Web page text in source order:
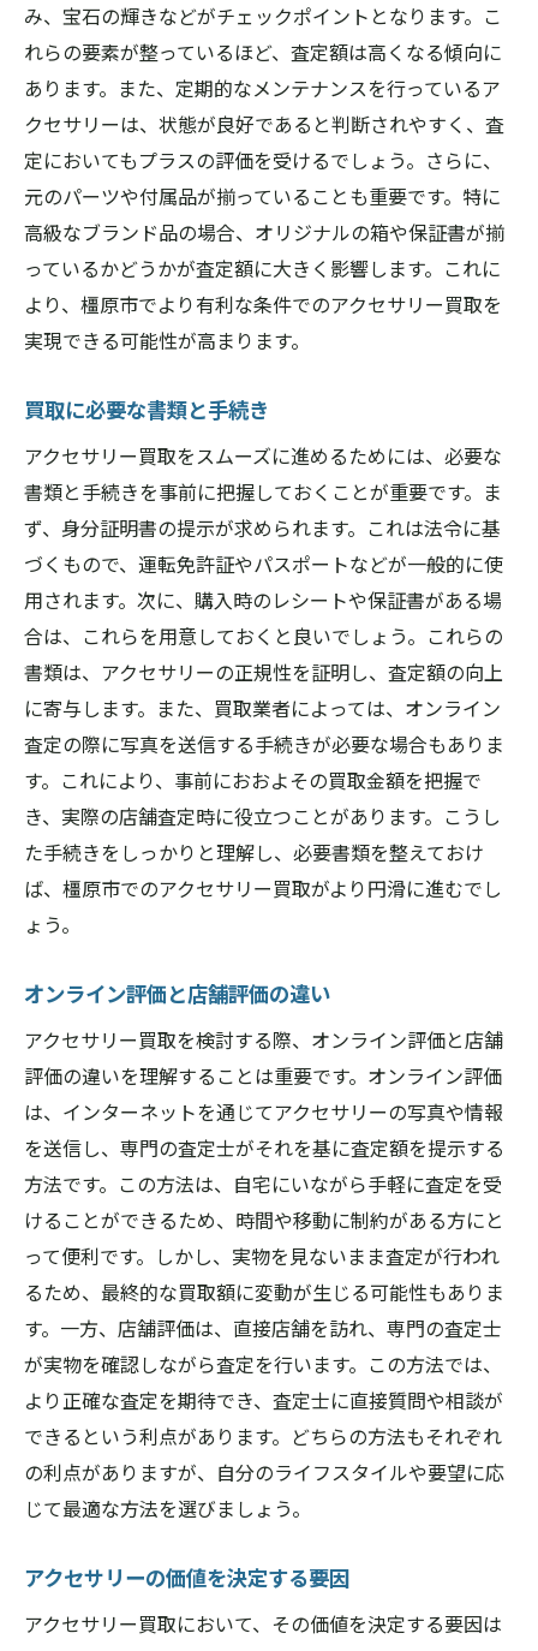
実績豊富な業者の見極め方
評判の良い業者を見つけるポイント
実績による業者の信頼性評価
地域密着の業者のメリット
長年の経験を持つ業者を選ぶ理由
実績から見る業者の買取スタイル
橿原市でアクセサリー買取を有利に進めるため
の市場調査法
最新の市場トレンドを知る方法
競合分析で得られる情報
市場調査の結果を買取戦略に生かす
市場の変動を見越した計画
地域特性を考慮した市場調査
大切なアクセサリーを橿原市で手放す際の心構
え
手放す前に考えたい感情面の整理
アクセサリーの思い出を大切にする方法
手放す際に得られる新たな価値観
感情的な側面を考慮した売却の仕方
手放した後のライフスタイルの変化
大切なものを手放すときの心の準備
み、宝石の輝きなどがチェックポイントとなります。こ
れらの要素が整っているほど、査定額は高くなる傾向に
あります。また、定期的なメンテナンスを行っているア
クセサリーは、状態が良好であると判断されやすく、査
定においてもプラスの評価を受けるでしょう。さらに、
元のパーツや付属品が揃っていることも重要です。特に
高級なブランド品の場合、オリジナルの箱や保証書が揃
っているかどうかが査定額に大きく影響します。これに
より、橿原市でより有利な条件でのアクセサリー買取を
実現できる可能性が高まります。
買取に必要な書類と手続き
アクセサリー買取をスムーズに進めるためには、必要な
書類と手続きを事前に把握しておくことが重要です。ま
ず、身分証明書の提示が求められます。これは法令に基
づくもので、運転免許証やパスポートなどが一般的に使
用されます。次に、購入時のレシートや保証書がある場
合は、これらを用意しておくと良いでしょう。これらの
書類は、アクセサリーの正規性を証明し、査定額の向上
に寄与します。また、買取業者によっては、オンライン
査定の際に写真を送信する手続きが必要な場合もありま
す。これにより、事前におおよその買取金額を把握で
き、実際の店舗査定時に役立つことがあります。こうし
た手続きをしっかりと理解し、必要書類を整えておけ
ば、橿原市でのアクセサリー買取がより円滑に進むでし
ょう。
オンライン評価と店舗評価の違い
アクセサリー買取を検討する際、オンライン評価と店舗
評価の違いを理解することは重要です。オンライン評価
は、インターネットを通じてアクセサリーの写真や情報
を送信し、専門の査定士がそれを基に査定額を提示する
方法です。この方法は、自宅にいながら手軽に査定を受
けることができるため、時間や移動に制約がある方にと
って便利です。しかし、実物を見ないまま査定が行われ
るため、最終的な買取額に変動が生じる可能性もありま
す。一方、店舗評価は、直接店舗を訪れ、専門の査定士
が実物を確認しながら査定を行います。この方法では、
より正確な査定を期待でき、査定士に直接質問や相談が
できるという利点があります。どちらの方法もそれぞれ
の利点がありますが、自分のライフスタイルや要望に応
じて最適な方法を選びましょう。
アクセサリーの価値を決定する要因
アクセサリー買取において、その価値を決定する要因は